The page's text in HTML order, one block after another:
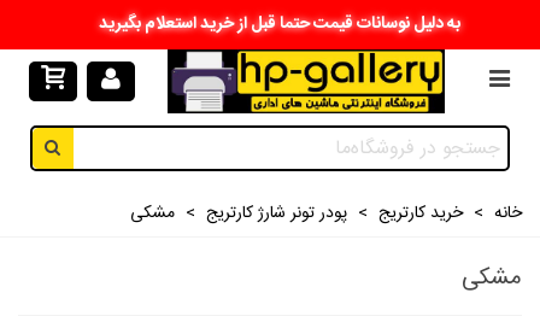
به دلیل نوسانات قیمت حتما قبل از خرید استعلام بگیرید
خانه > خرید کارتریج > پودر تونر شارژ کارتریج > مشکی
مشکی